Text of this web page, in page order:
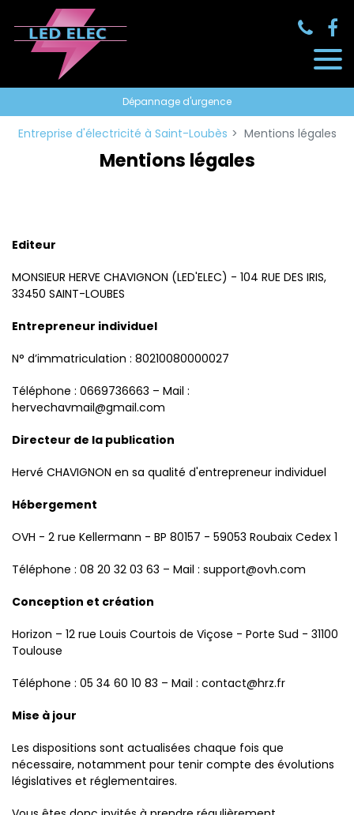
Dépannage d'urgence
Entreprise d'électricité à Saint-Loubès Mentions légales
Mentions légales
Editeur
MONSIEUR HERVE CHAVIGNON (LED'ELEC) - 104 RUE DES IRIS,
33450 SAINT-LOUBES
Entrepreneur individuel
N° d’immatriculation : 80210080000027
Téléphone : 0669736663 – Mail :
hervechavmail@gmail.com
Directeur de la publication
Hervé CHAVIGNON en sa qualité d'entrepreneur individuel
Hébergement
OVH - 2 rue Kellermann - BP 80157 - 59053 Roubaix Cedex 1
Téléphone : 08 20 32 03 63 – Mail : support@ovh.com
Conception et création
Horizon – 12 rue Louis Courtois de Viçose - Porte Sud - 31100
Toulouse
Téléphone : 05 34 60 10 83 – Mail : contact@hrz.fr
Mise à jour
Les dispositions sont actualisées chaque fois que
nécessaire, notamment pour tenir compte des évolutions
législatives et réglementaires.
Panneau de gestion des cookies